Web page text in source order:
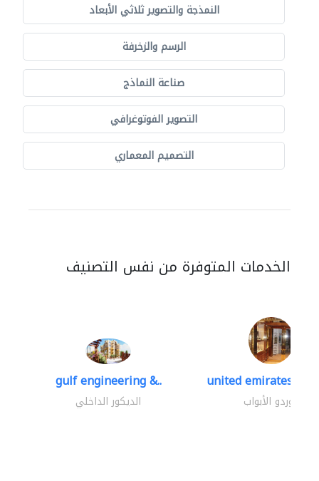
النمذجة والتصوير ثلاثي الأبعاد
الرسم والزخرفة
صناعة النماذج
التصوير الفوتوغرافي
التصميم المعماري
الخدمات المتوفرة من نفس التصنيف
gulf engineering &..
الديكور الداخلي
united emirates
موردو الأبواب